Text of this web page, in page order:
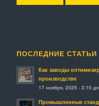
ПОСЛЕДНИЕ СТАТЬИ
Как заводы
производстве
17 ноября, 2025 - 3:10 дп
Промышленные